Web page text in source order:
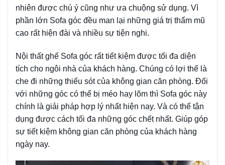
nhiên được chú ý cũng như ưa chuộng sử dụng. Vì
phần lớn Sofa góc đều man lại những giá trị thẩm mũ
cao rất hiện đài và nhiều sự tiện nghi.
Nội thất ghế Sofa góc rất tiết kiệm được tối đa diện
tích cho ngôi nhà của khách hàng. Chúng có lợi thế là
che đi những thiếu sót của không gian căn phòng. Đối
với những góc có thể bị méo hay lõm thì Sofa góc này
chính là giải pháp hợp lý nhất hiện nay. Và có thể tận
dụng được cách tối đa những góc chết nhất. Giúp góp
sự tiết kiệm không gian căn phòng của khách hàng
ngày nay.